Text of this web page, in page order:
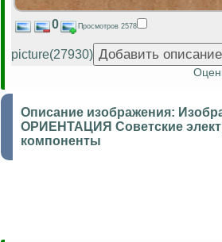
0 Просмотров 2578
picture(27930)
Описание изображения:
ОРИЕНТАЦИЯ Советские
компоненты